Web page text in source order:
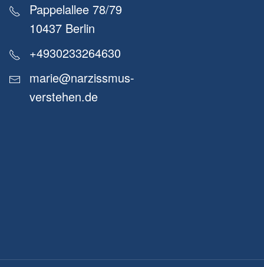
Pappelallee 78/79
10437 Berlin
+4930233264630
marie@narzissmus-
verstehen.de